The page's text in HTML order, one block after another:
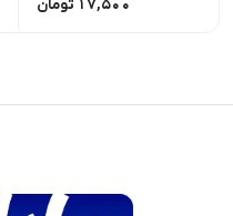
17,500 تومان